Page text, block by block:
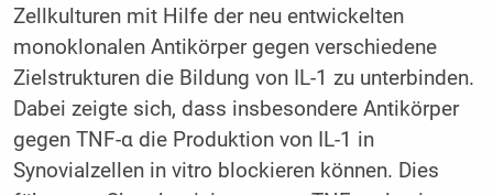
Zellkulturen mit Hilfe der neu entwickelten
monoklonalen Antikörper gegen verschiedene
Zielstrukturen die Bildung von IL-1 zu unterbinden.
Dabei zeigte sich, dass insbesondere Antikörper
gegen TNF-α die Produktion von IL-1 in
Synovialzellen in vitro blockieren können. Dies